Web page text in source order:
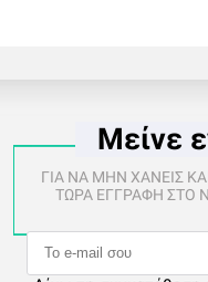
Μείνε
ΓΙΑ ΝΑ ΜΗΝ ΧΑΝΕΙΣ
ΤΩΡΑ ΕΓΓΡΑΦΗ ΣΤΟ